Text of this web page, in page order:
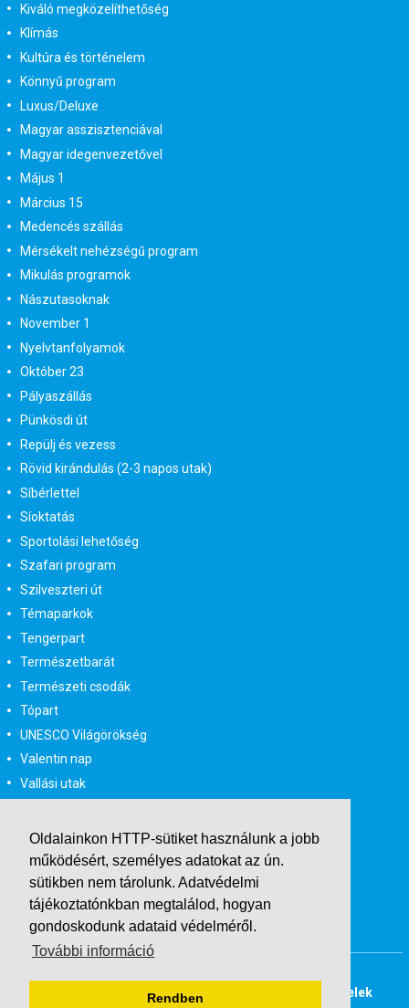
Oldalainkon HTTP-sütiket használunk a jobb
működésért, személyes adatokat az ún.
sütikben nem tárolunk. Adatvédelmi
tájékoztatónkban megtalálod, hogyan
gondoskodunk adataid védelméről.
További információ
Rendben
Kiváló megközelíthetőség
Klímás
Kultúra és történelem
Könnyű program
Luxus/Deluxe
Magyar asszisztenciával
Magyar idegenvezetővel
Május 1
Március 15
Medencés szállás
Mérsékelt nehézségű program
Mikulás programok
Nászutasoknak
November 1
Nyelvtanfolyamok
Október 23
Pályaszállás
Pünkösdi út
Repülj és vezess
Rövid kirándulás (2-3 napos utak)
Síbérlettel
Síoktatás
Sportolási lehetőség
Szafari program
Szilveszteri út
Témaparkok
Tengerpart
Természetbarát
Természeti csodák
Tópart
UNESCO Világörökség
Valentin nap
Vallási utak
Városlátogatás egyénileg
Velencei karnevál
Vidéki felszállással
Wellness
Zene tematika
Adatvédelmi tájékoztató
Általános Szerződési Feltételek